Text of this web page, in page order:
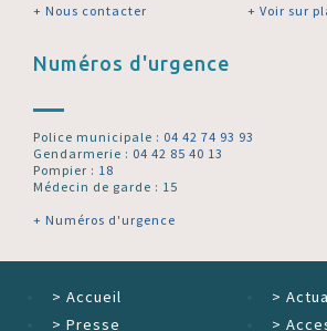
+ Nous contacter
+ Voir sur
Numéros d'urgence
Police municipale : 04 42 74 93 93
Gendarmerie : 04 42 85 40 13
Pompier : 18
Médecin de garde : 15
+ Numéros d'urgence
> Accueil >
> Presse >